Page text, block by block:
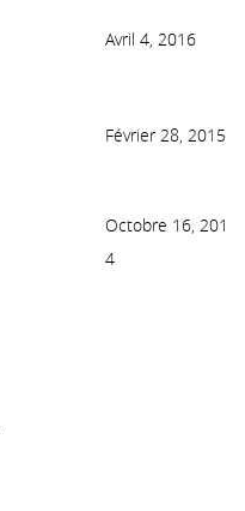
Avril 4, 2016
Février 28, 2015
Octobre 16, 201
4